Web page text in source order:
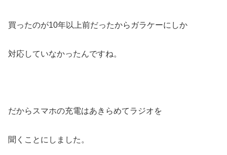
買ったのが10年以上前だったからガラケーにしか
対応していなかったんですね。
だからスマホの充電はあきらめてラジオを
聞くことにしました。